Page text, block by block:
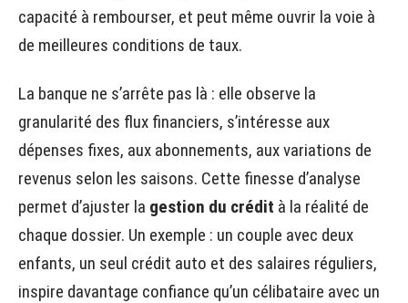
capacité à rembourser, et peut même ouvrir la voie à
de meilleures conditions de taux.
La banque ne s’arrête pas là : elle observe la
granularité des flux financiers, s’intéresse aux
dépenses fixes, aux abonnements, aux variations de
revenus selon les saisons. Cette finesse d’analyse
permet d’ajuster la gestion du crédit à la réalité de
chaque dossier. Un exemple : un couple avec deux
enfants, un seul crédit auto et des salaires réguliers,
inspire davantage confiance qu’un célibataire avec un